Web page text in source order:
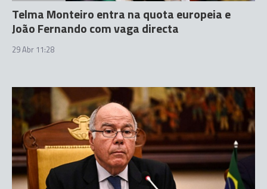
Telma Monteiro entra na quota europeia e
João Fernando com vaga directa
29 Abr 11:28